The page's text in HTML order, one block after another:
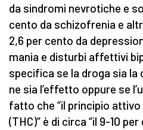
da sindromi nevrotiche e
cento da schizofrenia e
2,6 per cento da
mania e disturbi affettivi
specifica se la droga sia la
ne sia l’effetto oppure se
fatto che “il principio
(THC)” è di circa “il 9-10